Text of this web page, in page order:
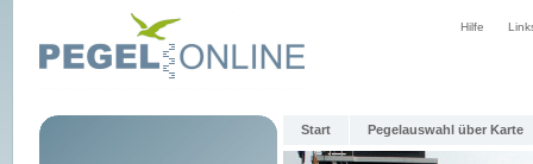
Hilfe
Start Pegelauswahl über Karte